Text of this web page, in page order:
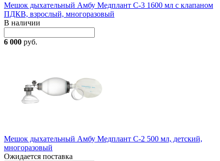
Мешок дыхательный Амбу Медплант С-3 1600 мл с клапаном
ПДКВ, взрослый, многоразовый
В наличии
6 000 руб.
Мешок дыхательный Амбу Медплант С-2 500 мл, детский,
многоразовый
Ожидается поставка